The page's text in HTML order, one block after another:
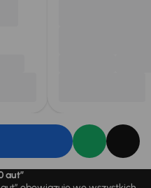
aut”